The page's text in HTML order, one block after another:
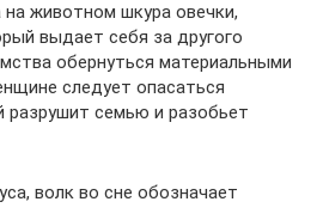
животном шкура овечки,
выдает себя за другого
обернуться материальными
следует опасаться
разрушит семью и разобьет
волк во сне обозначает